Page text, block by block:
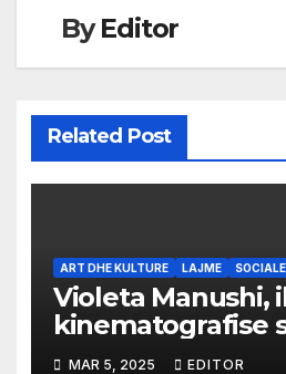
ByEditor
Related Post
ART DHE KULTURE LAJME SOCIALE
Violeta Manushi,
kinematografise
MAR 5, 2025 EDITOR